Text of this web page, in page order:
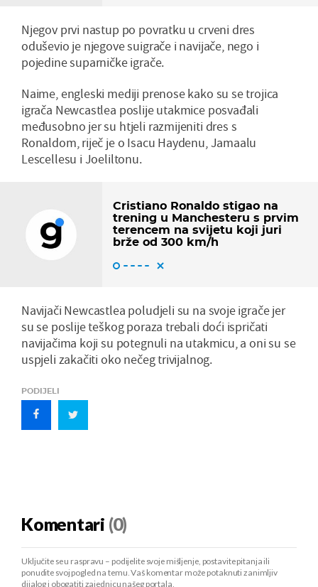
Njegov prvi nastup po povratku u crveni dres
oduševio je njegove suigrače i navijače, nego i
pojedine suparničke igrače.
Naime, engleski mediji prenose kako su se trojica
igrača Newcastlea poslije utakmice posvađali
međusobno jer su htjeli razmijeniti dres s
Ronaldom, riječ je o Isacu Haydenu, Jamaalu
Lescellesu i Joeliltonu.
Cristiano Ronaldo stigao na
trening u Manchesteru s prvim
terencem na svijetu koji juri
brže od 300 km/h
Navijači Newcastlea poludjeli su na svoje igrače jer
su se poslije teškog poraza trebali doći ispričati
navijačima koji su potegnuli na utakmicu, a oni su se
uspjeli zakačiti oko nečeg trivijalnog.
PODIJELI
Komentari (0)
Uključite se u raspravu – podijelite svoje mišljenje, postavite pitanja ili
ponudite svoj pogled na temu. Vaš komentar može potaknuti zanimljiv
dijalog i obogatiti zajednicu našeg portala.